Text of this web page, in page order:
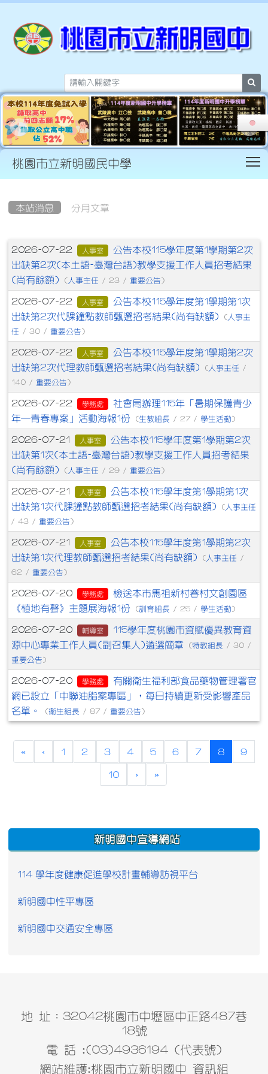
桃園市立新明國民中學
本站消息 分月文章
文章列表
2026-07-22 人事室
公告本校115學年度第1學期第2次
出缺第2次(本土語-臺灣台語)教學支援工作人員招考結果
(尚有餘額)
( 人事主任 / 23 / 重要公告 )
2026-07-22 人事室
公告本校115學年度第1學期第1次
出缺第2次代課鐘點教師甄選招考結果(尚有缺額)
( 人事主
任 / 30 / 重要公告 )
2026-07-22 人事室
公告本校115學年度第1學期第2次
出缺第2次代理教師甄選招考結果(尚有缺額)
( 人事主任 /
140 / 重要公告 )
2026-07-22 學務處
社會局辦理115年「暑期保護青少
年─青春專案」活動海報1份
(生教組長 / 27 / 學生活動 )
2026-07-21 人事室
公告本校115學年度第1學期第2次
出缺第1次(本土語-臺灣台語)教學支援工作人員招考結果
(尚有餘額)
( 人事主任 / 29 / 重要公告 )
2026-07-21 人事室
公告本校115學年度第1學期第1次
出缺第1次代課鐘點教師甄選招考結果(尚有缺額)
( 人事主任
/ 43 / 重要公告 )
2026-07-21 人事室
公告本校115學年度第1學期第2次
出缺第1次代理教師甄選招考結果(尚有缺額)
( 人事主任 /
62 / 重要公告 )
2026-07-20 學務處
檢送本市馬祖新村眷村文創園區
《植地有聲》主題展海報1份
(訓育組長 / 25 / 學生活動 )
2026-07-20 輔導室
115學年度桃園市資賦優異教育資
源中心專業工作人員(副召集人)遴選簡章
(特教組長 / 30 /
重要公告 )
2026-07-20 學務處
有關衛生福利部食品藥物管理署官
網已設立「中聯油脂案專區」，每日持續更新受影響產品
名單。
(衛生組長 / 87 / 重要公告 )
« ‹ 1 2 3 4 5 6 7 8(current)
9
10 › »
:::
新明國中宣導網站
114 學年度健康促進學校計畫輔導訪視平台
新明國中性平專區
新明國中交通安全專區
地 址：32042桃園市中壢區中正路487巷
18號
電 話 :(03)4936194 (代表號)
網站維護:桃園市立新明國中 資訊組